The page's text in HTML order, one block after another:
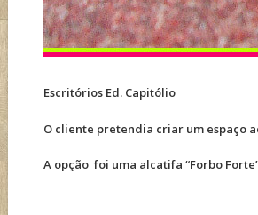
Escritórios Ed. Capitólio
O cliente pretendia criar um espaço
A opção foi uma alcatifa “Forbo